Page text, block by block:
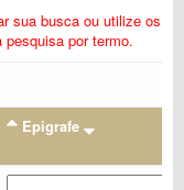
sua busca ou utilize os
por termo.
Epigrafe